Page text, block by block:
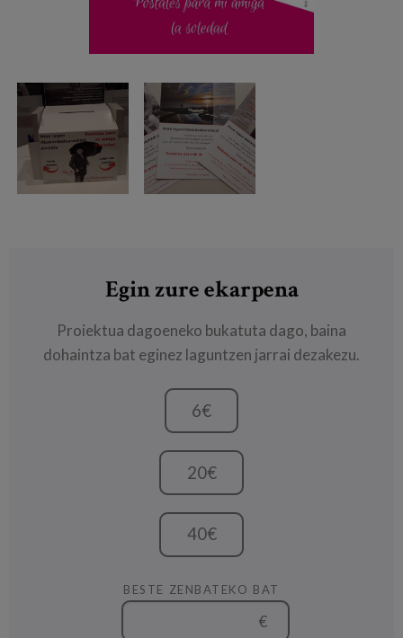
Egin zure ekarpena
Proiektua dagoeneko bukatuta dago, baina
dohaintza bat eginez laguntzen jarrai dezakezu.
6€
20€
40€
BESTE ZENBATEKO BAT
€